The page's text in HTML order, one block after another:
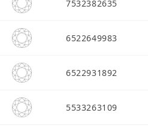
7532382635
6522649983
6522931892
5533263109